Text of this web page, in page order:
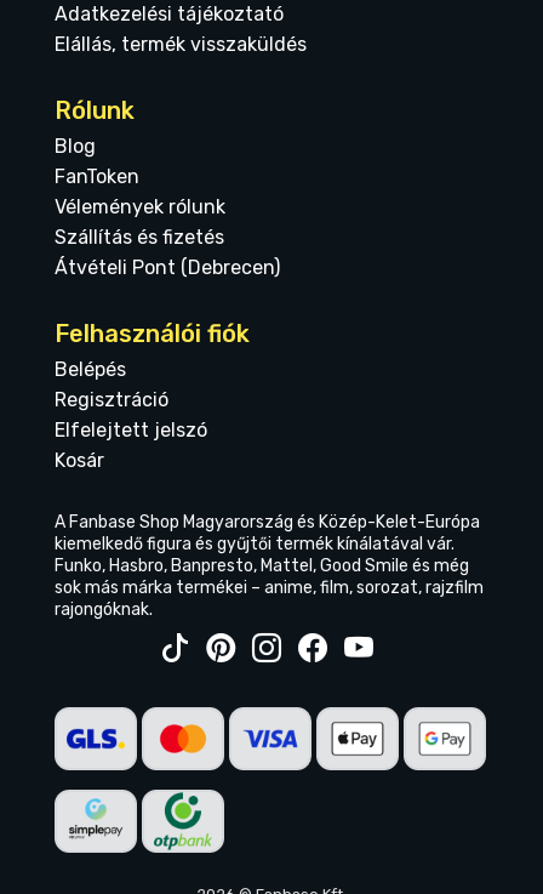
Adatkezelési tájékoztató
Elállás, termék visszaküldés
Rólunk
Blog
FanToken
Vélemények rólunk
Szállítás és fizetés
Átvételi Pont (Debrecen)
Felhasználói fiók
Belépés
Regisztráció
Elfelejtett jelszó
Kosár
A Fanbase Shop Magyarország és Közép-Kelet-Európa
kiemelkedő figura és gyűjtői termék kínálatával vár.
Funko, Hasbro, Banpresto, Mattel, Good Smile és még
sok más márka termékei – anime, film, sorozat, rajzfilm
rajongóknak.